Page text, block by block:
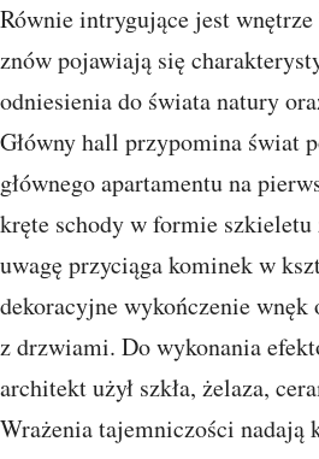
Równie intrygujące jest
znów pojawiają się
odniesienia do świata natury
Główny hall przypomina świat
głównego apartamentu na
kręte schody w formie
uwagę przyciąga kominek w
dekoracyjne wykończenie
z drzwiami. Do wykonania
architekt użył szkła, żelaza,
Wrażenia tajemniczości nadają